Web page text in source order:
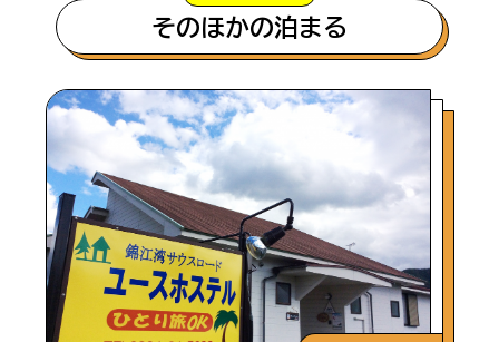
そのほかの泊まる